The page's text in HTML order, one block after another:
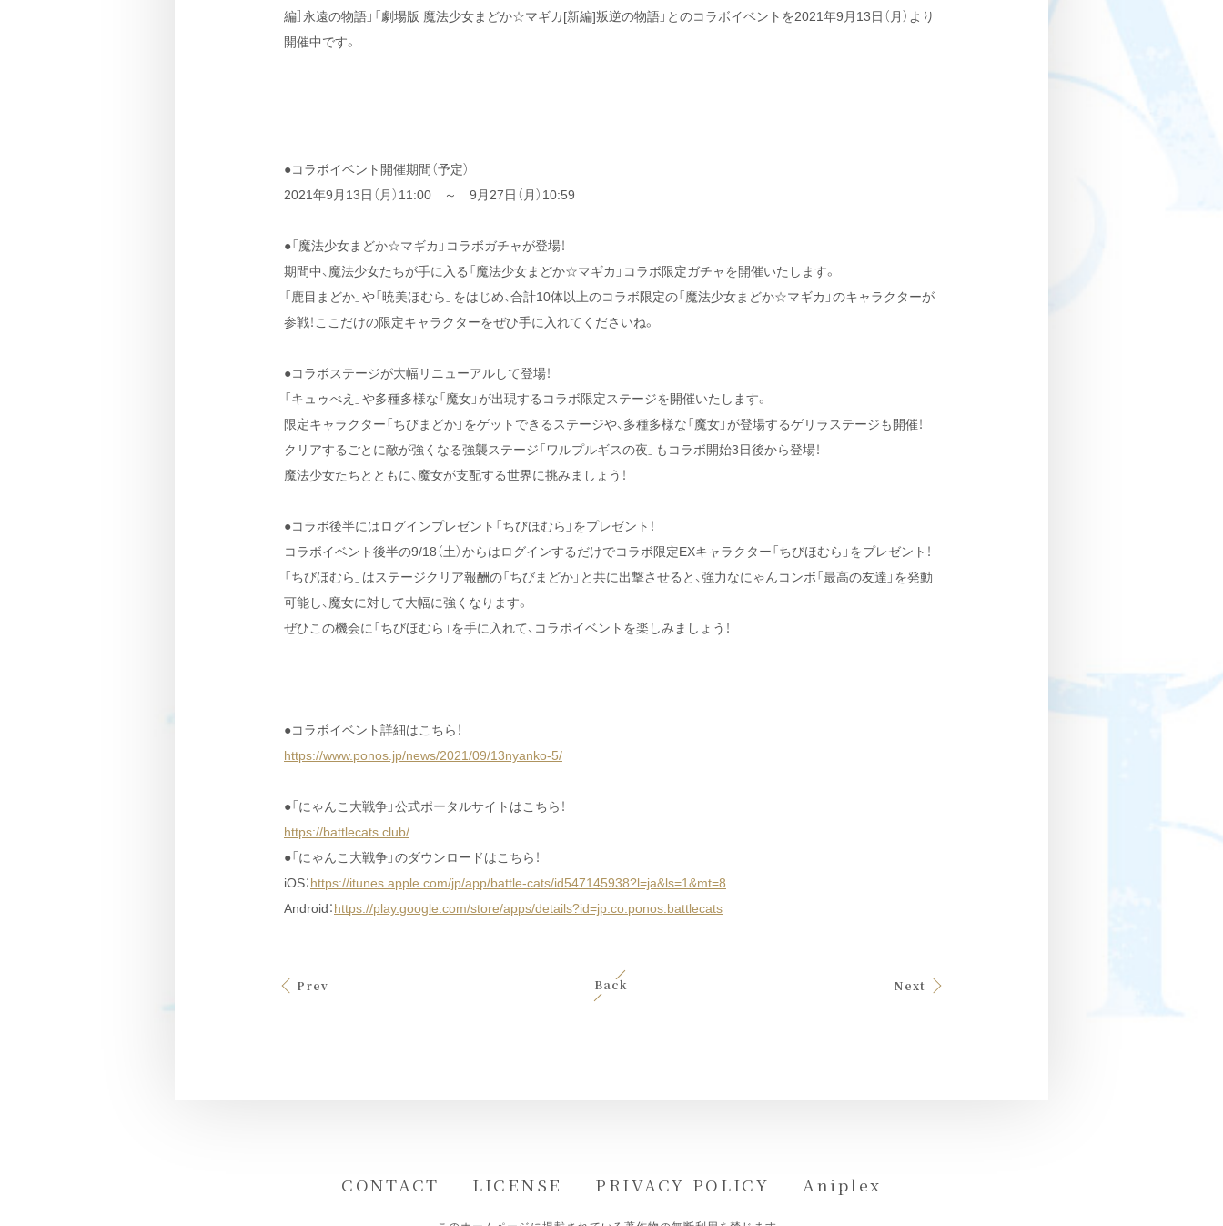
編］永遠の物語」「劇場版 魔法少女まどか☆マギカ[新編]叛逆の物語」とのコラボイベントを2021年9月13日（月）より
開催中です。
●コラボイベント開催期間（予定）
2021年9月13日（月）11:00 ～ 9月27日（月）10:59
●「魔法少女まどか☆マギカ」コラボガチャが登場！
期間中、魔法少女たちが手に入る「魔法少女まどか☆マギカ」コラボ限定ガチャを開催いたします。
「鹿目まどか」や「暁美ほむら」をはじめ、合計10体以上のコラボ限定の「魔法少女まどか☆マギカ」のキャラクターが
参戦！ここだけの限定キャラクターをぜひ手に入れてくださいね。
●コラボステージが大幅リニューアルして登場！
「キュゥべえ」や多種多様な「魔女」が出現するコラボ限定ステージを開催いたします。
限定キャラクター「ちびまどか」をゲットできるステージや、多種多様な「魔女」が登場するゲリラステージも開催！
クリアするごとに敵が強くなる強襲ステージ「ワルプルギスの夜」もコラボ開始3日後から登場！
魔法少女たちとともに、魔女が支配する世界に挑みましょう！
●コラボ後半にはログインプレゼント「ちびほむら」をプレゼント！
コラボイベント後半の9/18（土）からはログインするだけでコラボ限定EXキャラクター「ちびほむら」をプレゼント！
「ちびほむら」はステージクリア報酬の「ちびまどか」と共に出撃させると、強力なにゃんコンボ「最高の友達」を発動
可能し、魔女に対して大幅に強くなります。
ぜひこの機会に「ちびほむら」を手に入れて、コラボイベントを楽しみましょう！
●コラボイベント詳細はこちら！
https://www.ponos.jp/news/2021/09/13nyanko-5/
●「にゃんこ大戦争」公式ポータルサイトはこちら！
https://battlecats.club/
●「にゃんこ大戦争」のダウンロードはこちら！
iOS：https://itunes.apple.com/jp/app/battle-cats/id547145938?l=ja&ls=1&mt=8
Android：https://play.google.com/store/apps/details?id=jp.co.ponos.battlecats
Prev Back Next
CONTACT LICENSE PRIVACY POLICY Aniplex